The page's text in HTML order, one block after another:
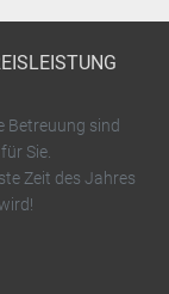
Betreuung sind
Sie.
Zeit des Jahres